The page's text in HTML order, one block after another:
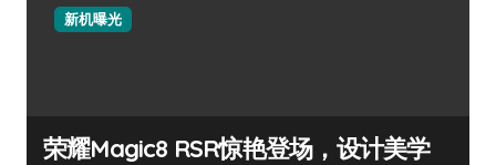
新机曝光
荣耀Magic8 RSR惊艳登场，设计美学